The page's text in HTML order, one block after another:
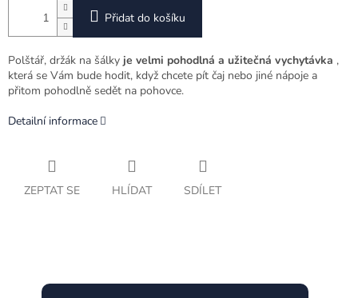
Přidat do košíku
Polštář, držák na šálky je velmi pohodlná a užitečná vychytávka ,
která se Vám bude hodit, když chcete pít čaj nebo jiné nápoje a
přitom pohodlně sedět na pohovce.
Detailní informace
ZEPTAT SE HLÍDAT SDÍLET